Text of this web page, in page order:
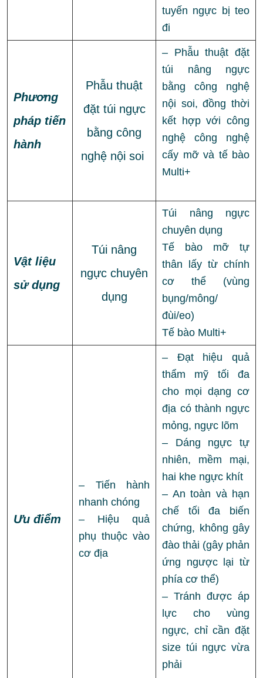
tuyến ngực bị teo
đi
Phương
pháp tiến
hành
Phẫu thuật
đặt túi ngực
bằng công
nghệ nội soi
– Phẫu thuật đặt
túi nâng ngực
bằng công nghệ
nội soi, đồng thời
kết hợp với công
nghệ công nghệ
cấy mỡ và tế bào
Multi+
Vật liệu
sử dụng
Túi nâng
ngực chuyên
dụng
Túi nâng ngực
chuyên dụng
Tế bào mỡ tự
thân lấy từ chính
cơ thể (vùng
bụng/mông/
đùi/eo)
Tế bào Multi+
Ưu điểm
– Tiến hành
nhanh chóng
– Hiệu quả
phụ thuộc vào
cơ địa
– Đạt hiệu quả
thẩm mỹ tối đa
cho mọi dạng cơ
địa có thành ngực
mỏng, ngực lõm
– Dáng ngực tự
nhiên, mềm mại,
hai khe ngực khít
– An toàn và hạn
chế tối đa biến
chứng, không gây
đào thải (gây phản
ứng ngược lại từ
phía cơ thể)
– Tránh được áp
lực cho vùng
ngực, chỉ cần đặt
size túi ngực vừa
phải